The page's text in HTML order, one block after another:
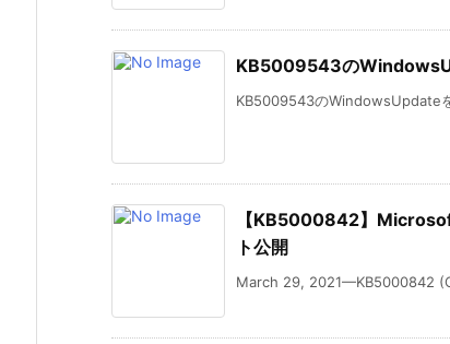
KB5009543の
KB5009543のWindowsUpdate
【KB5000842】
ト公開
March 29, 2021—KB5000842